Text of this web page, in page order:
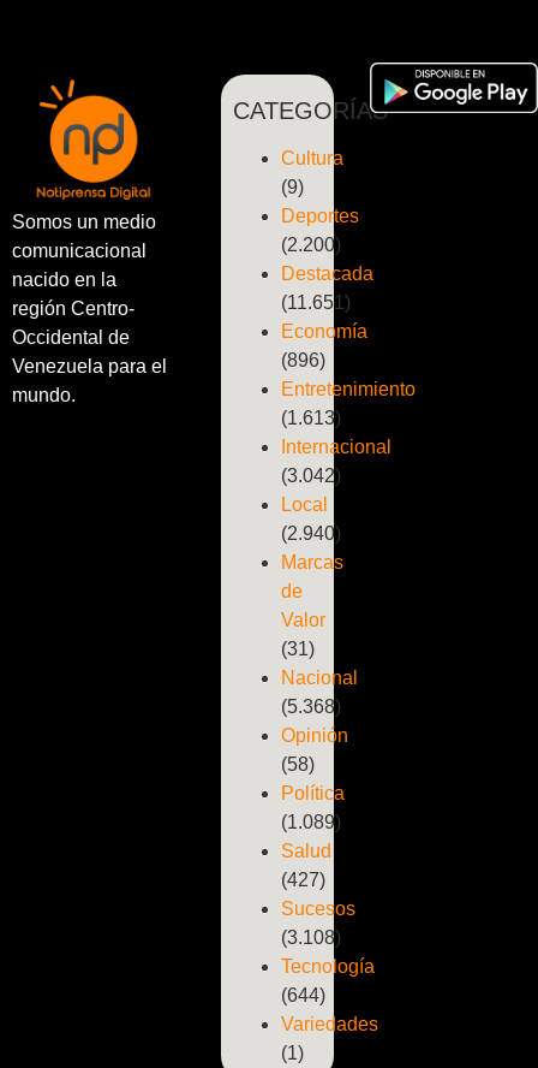
Somos un medio
comunicacional
nacido en la
región Centro-
Occidental de
Venezuela para el
mundo.
CATEGORÍAS
Cultura
(9)
Deportes
(2.200)
Destacada
(11.651)
Economía
(896)
Entretenimiento
(1.613)
Internacional
(3.042)
Local
(2.940)
Marcas
de
Valor
(31)
Nacional
(5.368)
Opinión
(58)
Política
(1.089)
Salud
(427)
Sucesos
(3.108)
Tecnología
(644)
Variedades
(1)